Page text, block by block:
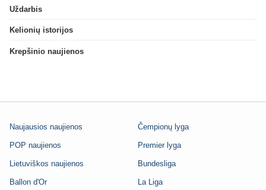
Uždarbis
Kelionių istorijos
Krepšinio naujienos
Naujausios naujienos
POP naujienos
Lietuviškos naujienos
Ballon d'Or
Čempionų lyga
Premier lyga
Bundesliga
La Liga